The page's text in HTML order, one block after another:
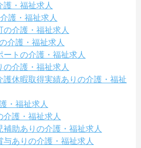
・福祉求人
護・福祉求人
介護・福祉求人
介護・福祉求人
トの介護・福祉求人
介護・福祉求人
護休暇取得実績ありの介護・福祉
・福祉求人
護・福祉求人
助ありの介護・福祉求人
ありの介護・福祉求人